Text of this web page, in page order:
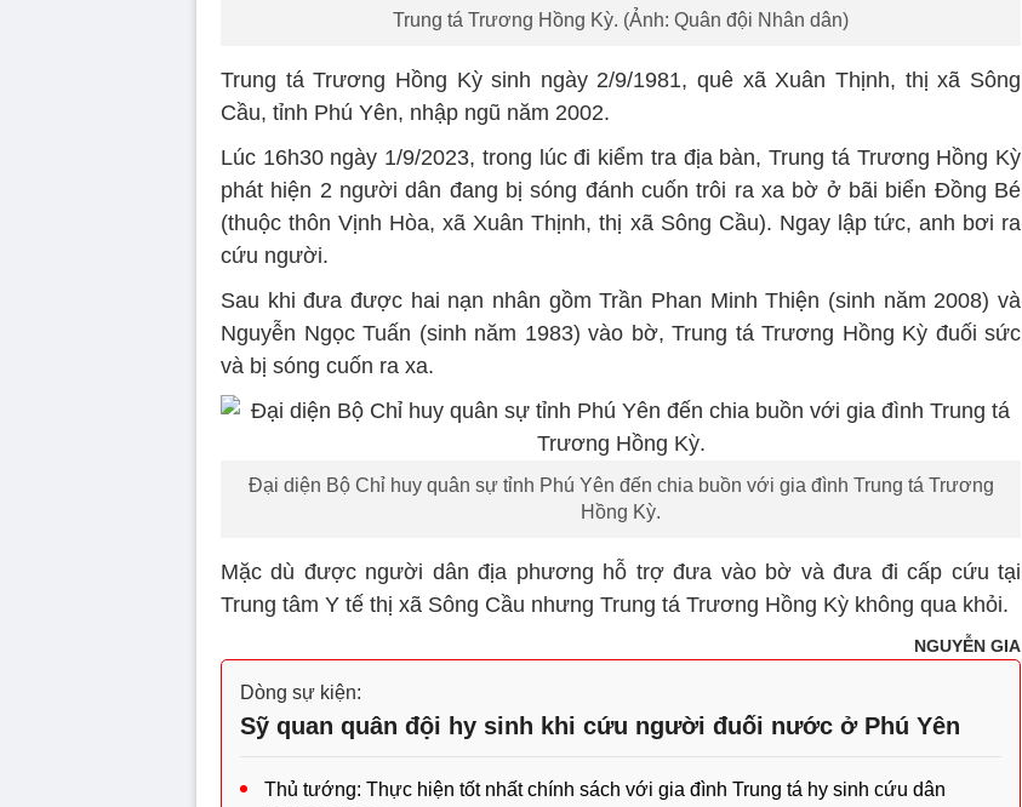
Trung tá Trương Hồng Kỳ. (Ảnh: Quân đội Nhân dân)
Trung tá Trương Hồng Kỳ sinh ngày 2/9/1981, quê xã Xuân Thịnh, thị xã Sông
Cầu, tỉnh Phú Yên, nhập ngũ năm 2002.
Lúc 16h30 ngày 1/9/2023, trong lúc đi kiểm tra địa bàn, Trung tá Trương Hồng Kỳ
phát hiện 2 người dân đang bị sóng đánh cuốn trôi ra xa bờ ở bãi biển Đồng Bé
(thuộc thôn Vịnh Hòa, xã Xuân Thịnh, thị xã Sông Cầu). Ngay lập tức, anh bơi ra
cứu người.
Sau khi đưa được hai nạn nhân gồm Trần Phan Minh Thiện (sinh năm 2008) và
Nguyễn Ngọc Tuấn (sinh năm 1983) vào bờ, Trung tá Trương Hồng Kỳ đuối sức
và bị sóng cuốn ra xa.
Đại diện Bộ Chỉ huy quân sự tỉnh Phú Yên đến chia buồn với gia đình Trung tá Trương
Hồng Kỳ.
Mặc dù được người dân địa phương hỗ trợ đưa vào bờ và đưa đi cấp cứu tại
Trung tâm Y tế thị xã Sông Cầu nhưng Trung tá Trương Hồng Kỳ không qua khỏi.
NGUYỄN GIA
Dòng sự kiện:
Sỹ quan quân đội hy sinh khi cứu người đuối nước ở Phú Yên
Thủ tướng: Thực hiện tốt nhất chính sách với gia đình Trung tá hy sinh cứu dân